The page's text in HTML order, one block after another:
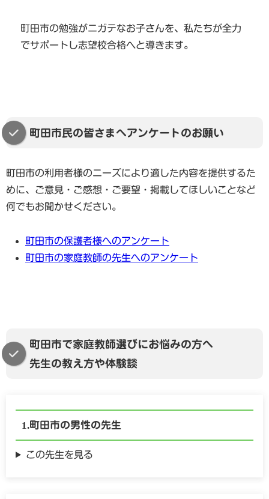
町田市の勉強がニガテなお子さんを、私たちが全力
でサポートし志望校合格へと導きます。
町田市民の皆さまへアンケートのお願い
町田市の利用者様のニーズにより適した内容を提供するた
めに、ご意見・ご感想・ご要望・掲載してほしいことなど
何でもお聞かせください。
町田市の保護者様へのアンケート
町田市の家庭教師の先生へのアンケート
町田市で家庭教師選びにお悩みの方へ
先生の教え方や体験談
町田市の男性の先生
この先生を見る